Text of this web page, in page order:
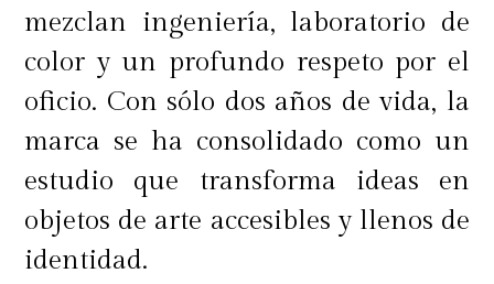
mezclan ingeniería, laboratorio de
color y un profundo respeto por el
oficio. Con sólo dos años de vida, la
marca se ha consolidado como un
estudio que transforma ideas en
objetos de arte accesibles y llenos de
identidad.